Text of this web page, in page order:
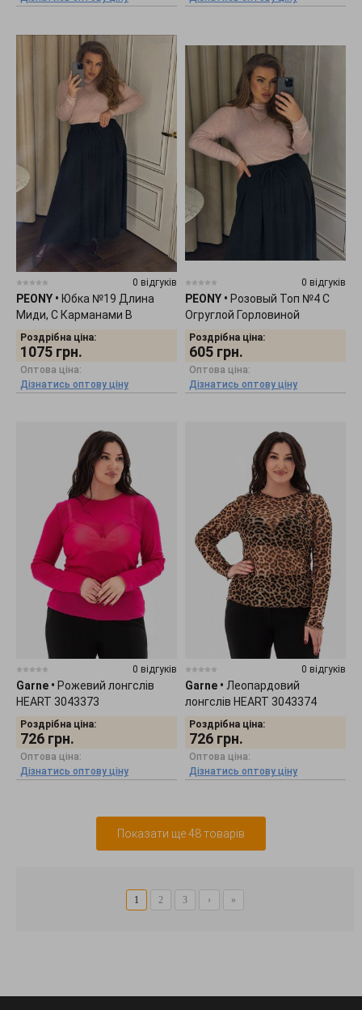
0 відгуків
PEONY • Юбка №19 Длина
Миди, С Карманами В
Боковых Швах 0312251
Роздрібна ціна:
1075 грн.
Оптова ціна:
Дізнатись оптову ціну
0 відгуків
PEONY • Розовый Топ №4 С
Огруглой Горловиной
0112252
Роздрібна ціна:
605 грн.
Оптова ціна:
Дізнатись оптову ціну
0 відгуків
Garne • Рожевий лонгслів
HEART 3043373
Роздрібна ціна:
726 грн.
Оптова ціна:
Дізнатись оптову ціну
0 відгуків
Garne • Леопардовий
лонгслів HEART 3043374
Роздрібна ціна:
726 грн.
Оптова ціна:
Дізнатись оптову ціну
Показати ще 48 товарів
1 2 3 › »